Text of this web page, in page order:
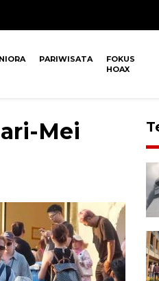
PARIWISATA
FOKUS
HOAX
Mei